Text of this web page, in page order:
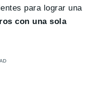
para lograr una
con una sola